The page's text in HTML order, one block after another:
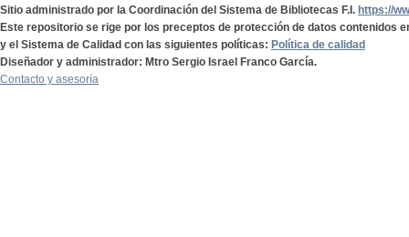
Sitio administrado por la Coordinación del Sistema de Bibliotecas F.I. https://
Este repositorio se rige por los preceptos de protección de datos contenidos
y el Sistema de Calidad con las siguientes políticas: Política de calidad
Diseñador y administrador: Mtro Sergio Israel Franco García.
Contacto y asesoría